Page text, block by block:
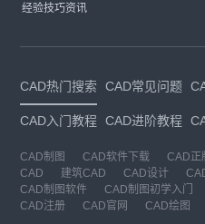
经验技巧资讯
CAD热门搜索 CAD常见问题
CAD入门教程 CAD进阶教程
CAD制图 CAD软件下载 CAD正
CAD
建筑CAD CAD设计
CAD制图软件
CAD制图初学入门
CAD注册
CAD官网 CAD绘图